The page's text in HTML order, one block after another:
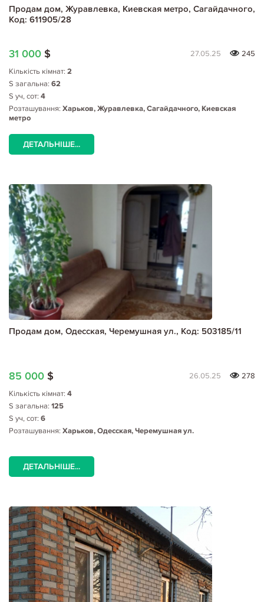
Продам дом, Журавлевка, Киевская метро, Сагайдачного,
Код: 611905/28
31 000 $ 27.05.25
245
Кількість кімнат: 2
S загальна: 62
S уч, сот: 4
Розташування: Харьков, Журавлевка, Сагайдачного, Киевская
метро
ДЕТАЛЬНІШЕ...
Продам дом, Одесская, Черемушная ул., Код: 503185/11
85 000 $ 26.05.25
278
Кількість кімнат: 4
S загальна: 125
S уч, сот: 6
Розташування: Харьков, Одесская, Черемушная ул.
ДЕТАЛЬНІШЕ...